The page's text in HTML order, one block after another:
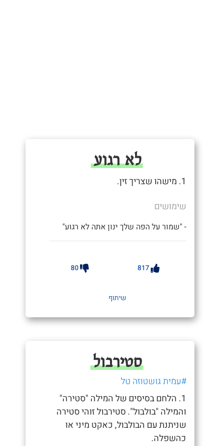
לא רגוע
1. מישהו שצריך זין.
שימושים
- "שמור על הפה שלך ינון אתה לא רגוע"
817
80
שיתוף
סטירבול
#עמית גושטוזה טל
1. הלחם בסיסים של המילה "סטירה"
והמילה "בולבול". סטירבול זוהי סטירה
שניתנת עם הבולבול, כאקט מיני או
כהשפלה.